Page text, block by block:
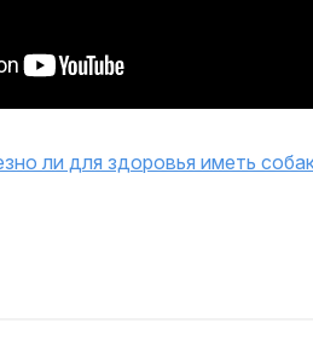
ли для здоровья иметь